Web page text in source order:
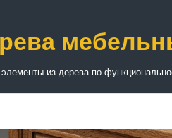
из дерева по